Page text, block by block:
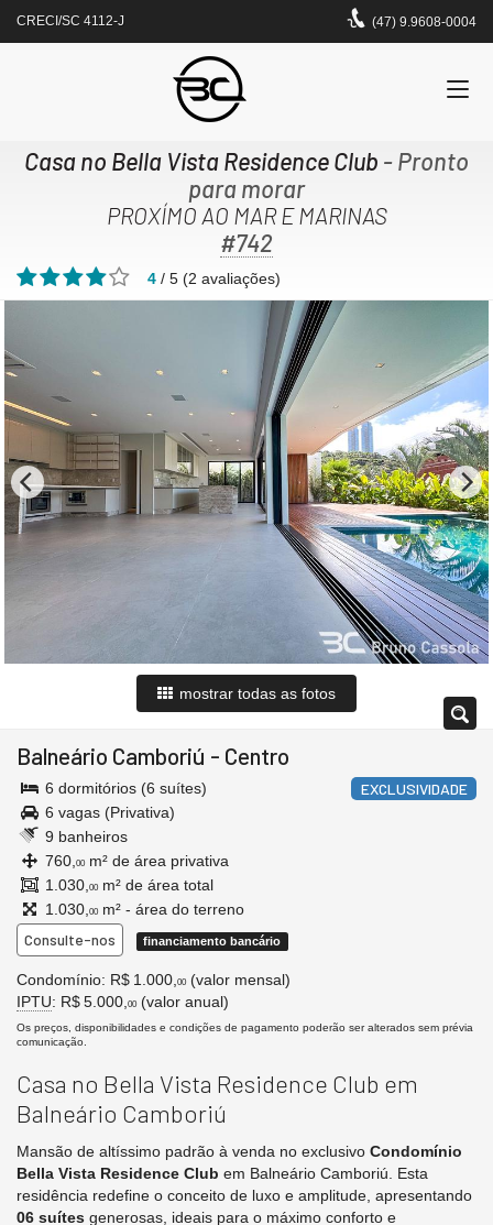
CRECI/SC 4112-J (47) 9.9608-0004
Casa no Bella Vista Residence Club - Pronto
para morar
PROXÍMO AO MAR E MARINAS
#742
4 / 5 (2 avaliações)
mostrar todas as fotos
Balneário Camboriú - Centro
EXCLUSIVIDADE
6 dormitórios (6 suítes)
6 vagas (Privativa)
9 banheiros
760, 00 m² de área privativa
1.030, 00 m² de área total
1.030, 00 m² - área do terreno
Consulte-nos financiamento bancário
Condomínio: R$ 1.000, 00 (valor mensal)
IPTU: R$ 5.000, 00 (valor anual)
Os preços, disponibilidades e condições de pagamento poderão ser alterados sem prévia
comunicação.
Casa no Bella Vista Residence Club em
Balneário Camboriú
Mansão de altíssimo padrão à venda no exclusivo Condomínio
Bella Vista Residence Club em Balneário Camboriú. Esta
residência redefine o conceito de luxo e amplitude, apresentando
06 suítes generosas, ideais para o máximo conforto e